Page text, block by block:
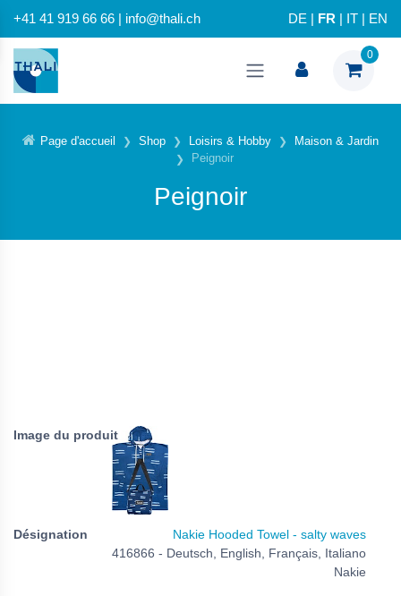
+41 41 919 66 66 | info@thali.ch DE FR IT EN
0
Page d'accueil Shop Loisirs & Hobby
Maison & Jardin
Peignoir
Peignoir
Nakie Hooded Towel - salty waves
416866 - Deutsch, English, Français, Italiano
Nakie